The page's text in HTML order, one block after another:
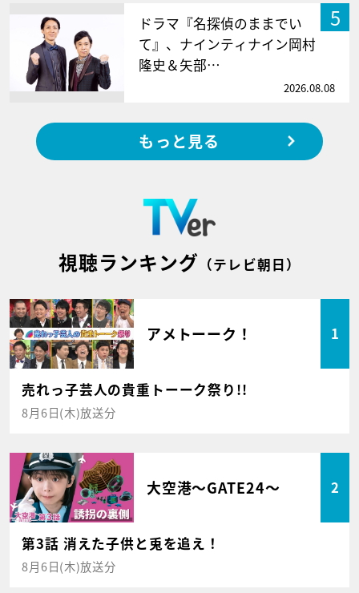
5
ドラマ『名探偵のままでい
て』、ナインティナイン岡村
隆史＆矢部…
2026.08.08
もっと見る
視聴ランキング （テレビ朝日）
アメトーーク！ 1
売れっ子芸人の貴重トーーク祭り!!
8月6日(木)放送分
大空港～GATE24～ 2
第3話 消えた子供と兎を追え！
8月6日(木)放送分